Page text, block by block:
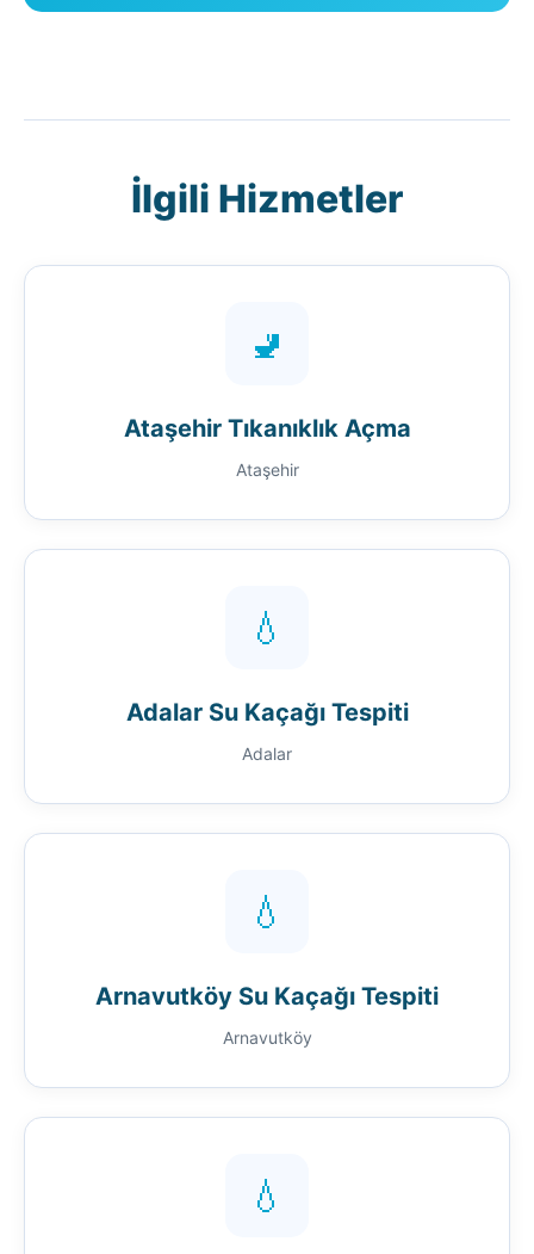
İlgili Hizmetler
🚽
Ataşehir Tıkanıklık Açma
Ataşehir
💧
Adalar Su Kaçağı Tespiti
Adalar
💧
Arnavutköy Su Kaçağı Tespiti
Arnavutköy
💧